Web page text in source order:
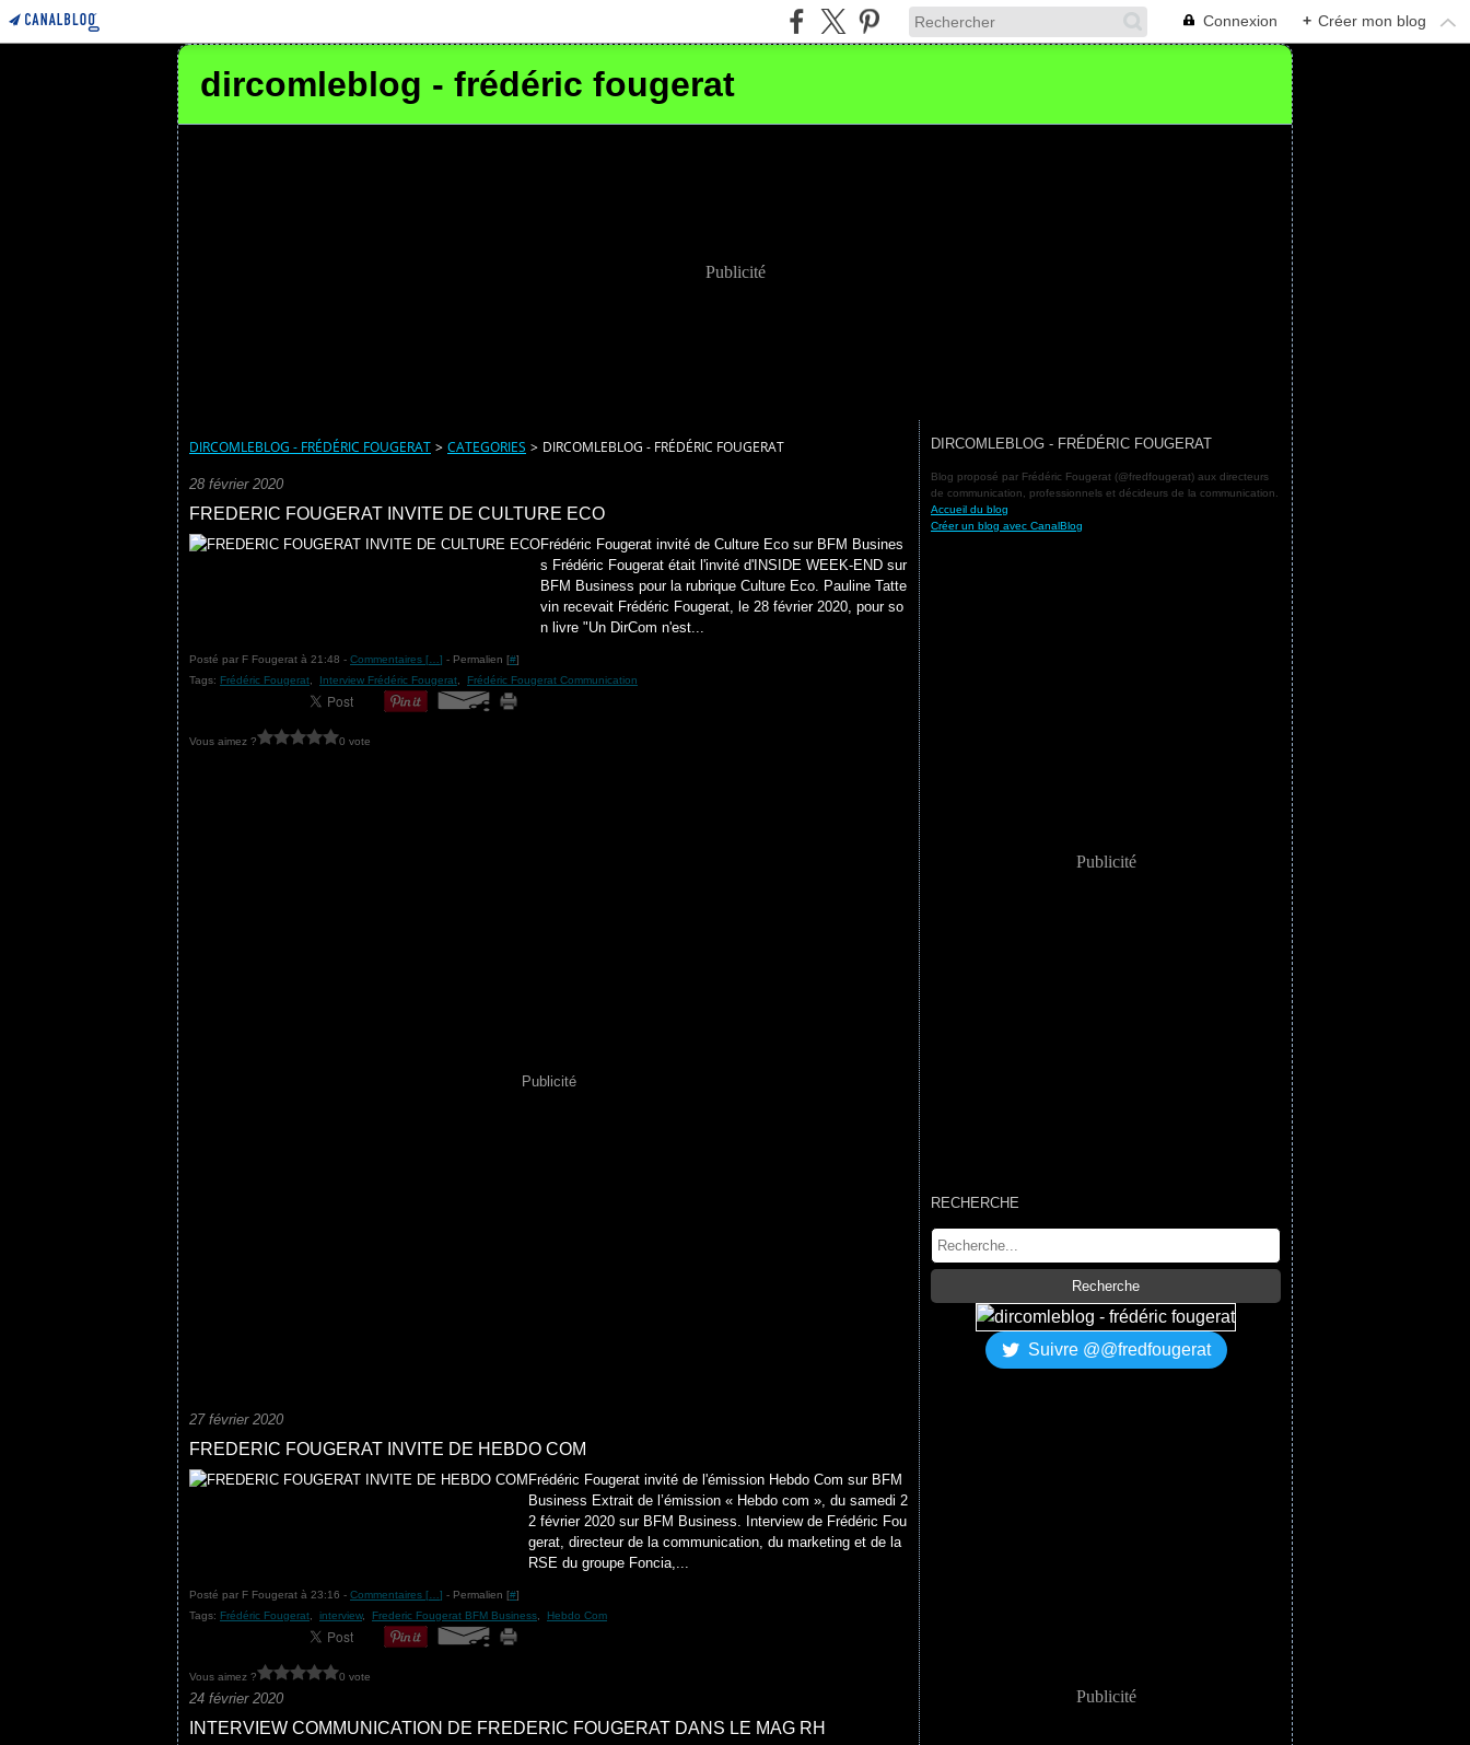
Connexion + Créer mon blog
dircomleblog - frédéric fougerat
Publicité
DIRCOMLEBLOG - FRÉDÉRIC FOUGERAT > CATEGORIES > DIRCOMLEBLOG - FRÉDÉRIC FOUGERAT
28 février 2020
FREDERIC FOUGERAT INVITE DE CULTURE ECO
Frédéric Fougerat invité de Culture Eco sur BFM Busines
s Frédéric Fougerat était l'invité d'INSIDE WEEK-END sur
BFM Business pour la rubrique Culture Eco. Pauline Tatte
vin recevait Frédéric Fougerat, le 28 février 2020, pour so
n livre "Un DirCom n'est...
Posté par F Fougerat à 21:48 - Commentaires [ ] - Permalien [#]
Tags: Frédéric Fougerat Interview Frédéric Fougerat Frédéric Fougerat Communication
Vous aimez ? 0 vote
Publicité
27 février 2020
FREDERIC FOUGERAT INVITE DE HEBDO COM
Frédéric Fougerat invité de l'émission Hebdo Com sur BFM
Business Extrait de l’émission « Hebdo com », du samedi 2
2 février 2020 sur BFM Business. Interview de Frédéric Fou
gerat, directeur de la communication, du marketing et de la
RSE du groupe Foncia,...
Posté par F Fougerat à 23:16 - Commentaires [ ] - Permalien [#]
Tags: Frédéric Fougerat interview, Frederic Fougerat BFM Business Hebdo Com
Vous aimez ? 0 vote
24 février 2020
INTERVIEW COMMUNICATION DE FREDERIC FOUGERAT DANS LE MAG RH
DIRCOMLEBLOG - FRÉDÉRIC FOUGERAT
Blog proposé par Frédéric Fougerat (@fredfougerat) aux directeurs
de communication, professionnels et décideurs de la communication.
Accueil du blog
Créer un blog avec CanalBlog
Publicité
RECHERCHE
Suivre @@fredfougerat
Publicité